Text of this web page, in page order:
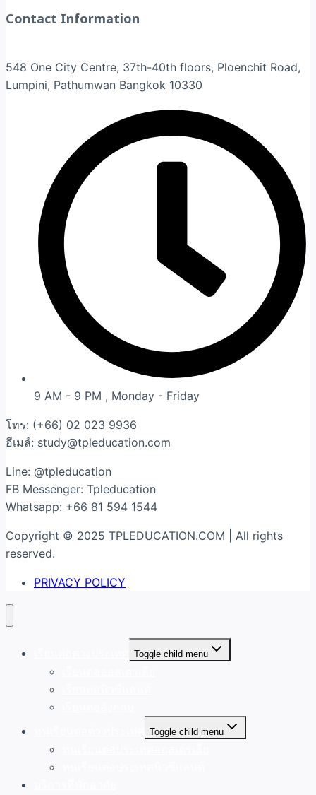
Contact Information
548 One City Centre, 37th-40th floors, Ploenchit Road,
Lumpini, Pathumwan Bangkok 10330
9 AM - 9 PM , Monday - Friday
โทร: (+66) 02 023 9936
อีเมล์: study@tpleducation.com
Line: @tpleducation
FB Messenger: Tpleducation
Whatsapp: +66 81 594 1544
Copyright © 2025 TPLEDUCATION.COM | All rights
reserved.
PRIVACY POLICY
Toggle child menu
Toggle child menu